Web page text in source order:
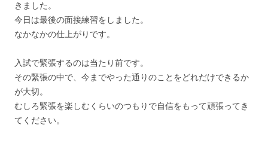
きました。
今日は最後の面接練習をしました。
なかなかの仕上がりです。
入試で緊張するのは当たり前です。
その緊張の中で、今までやった通りのことをどれだけできるか
が大切。
むしろ緊張を楽しむくらいのつもりで自信をもって頑張ってき
てください。